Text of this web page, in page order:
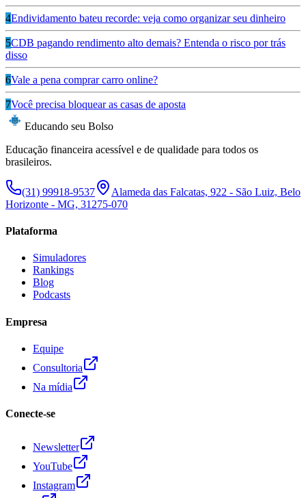
4Endividamento bateu recorde: veja como organizar seu dinheiro
5CDB pagando rendimento alto demais? Entenda o risco por trás
disso
6Vale a pena comprar carro online?
7Você precisa bloquear as casas de aposta
Educando seu Bolso
Educação financeira acessível e de qualidade para todos os
brasileiros.
(31) 99918-9537
Alameda das Falcatas, 922 - São Luiz, Belo
Horizonte - MG, 31275-070
Plataforma
Simuladores
Rankings
Blog
Podcasts
Empresa
Equipe
Consultoria
Na mídia
Conecte-se
Newsletter
YouTube
Instagram